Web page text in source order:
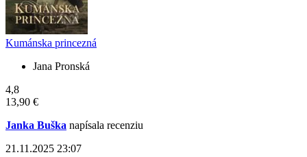
Kumánska princezná
Jana Pronská
4,8
13,90 €
Janka Buška napísala recenziu
21.11.2025 23:07